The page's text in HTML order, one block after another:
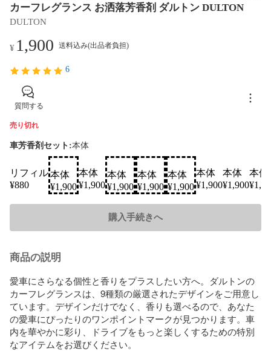
カーフレグランス お洒落芳香剤 ダルトン DULTON
DULTON
¥ 1,900 送料込み(出品者負担)
6
質問する
売り切れ
車芳香剤セット:本体
リフィル
¥880 SOLD
本体
¥1,900
本体
¥1,900 SOLD
本体
¥1,900 SOLD
本体
¥1,900 SOLD
本体
¥1,900
本体
¥1,900
本体
¥1,900
本体
¥
購入手続きへ
商品の説明
愛車にさらなる個性と香りをプラスしたい方へ。ダルトンの
カーフレグランスは、9種類の厳選されたデザインをご用意し
ています。デザインだけでなく、香りも選べるので、あなた
の愛車にぴったりのワンポイントマークが見つかります。車
内を華やかに彩り、ドライブをもっと楽しくするための特別
なアイテムをお選びください。